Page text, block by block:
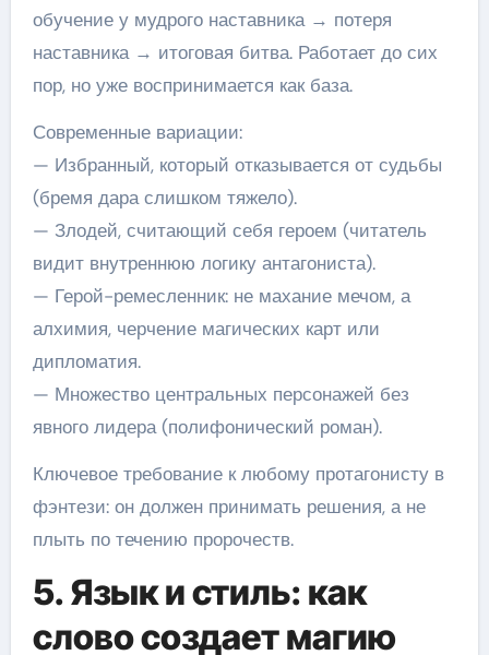
обучение у мудрого наставника → потеря
наставника → итоговая битва. Работает до сих
пор, но уже воспринимается как база.
Современные вариации:
— Избранный, который отказывается от судьбы
(бремя дара слишком тяжело).
— Злодей, считающий себя героем (читатель
видит внутреннюю логику антагониста).
— Герой-ремесленник: не махание мечом, а
алхимия, черчение магических карт или
дипломатия.
— Множество центральных персонажей без
явного лидера (полифонический роман).
Ключевое требование к любому протагонисту в
фэнтези: он должен принимать решения, а не
плыть по течению пророчеств.
5. Язык и стиль: как
слово создает магию